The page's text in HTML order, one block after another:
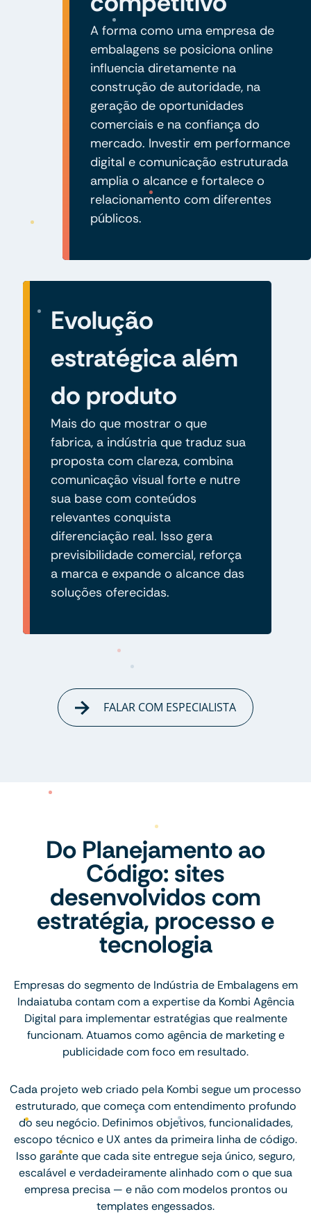
A forma como uma empresa de
embalagens se posiciona online
influencia diretamente na
construção de autoridade, na
geração de oportunidades
comerciais e na confiança do
mercado. Investir em performance
digital e comunicação estruturada
amplia o alcance e fortalece o
relacionamento com diferentes
públicos.
Evolução
estratégica além
do produto
Mais do que mostrar o que
fabrica, a indústria que traduz sua
proposta com clareza, combina
comunicação visual forte e nutre
sua base com conteúdos
relevantes conquista
diferenciação real. Isso gera
previsibilidade comercial, reforça
a marca e expande o alcance das
soluções oferecidas.
FALAR COM ESPECIALISTA
Do Planejamento ao
Código: sites
desenvolvidos com
estratégia, processo e
tecnologia
Empresas do segmento de Indústria de Embalagens em
Indaiatuba contam com a expertise da Kombi Agência
Digital para implementar estratégias que realmente
funcionam. Atuamos como agência de marketing e
publicidade com foco em resultado.
Cada projeto web criado pela Kombi segue um processo
estruturado, que começa com entendimento profundo
do seu negócio. Definimos objetivos, funcionalidades,
escopo técnico e UX antes da primeira linha de código.
Isso garante que cada site entregue seja único, seguro,
escalável e verdadeiramente alinhado com o que sua
empresa precisa — e não com modelos prontos ou
templates engessados.